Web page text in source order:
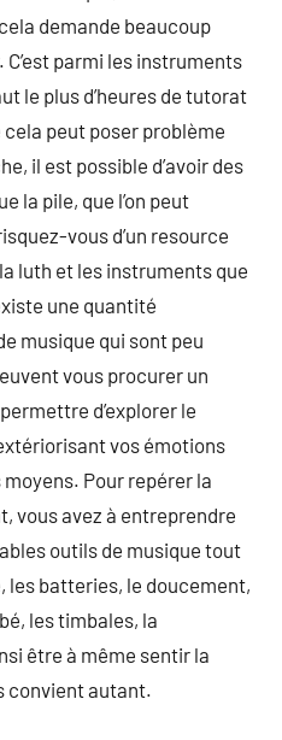
demande beaucoup
parmi les instruments
le plus d’heures de tutorat
peut poser problème
il est possible d’avoir des
la pile, que l’on peut
vous d’un resource
luth et les instruments que
une quantité
musique qui sont peu
vous procurer un
d’explorer le
vos émotions
Pour repérer la
vous avez à entreprendre
outils de musique tout
les batteries, le doucement,
les timbales, la
être à même sentir la
convient autant.